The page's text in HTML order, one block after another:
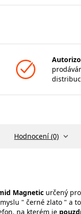
Hodnocení (0)
Magnetic určený pro
" černé zlato " a
na kterém je